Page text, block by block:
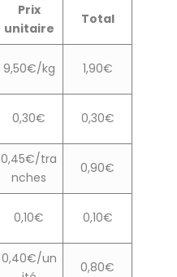
Prix
unitaire
Total
9,50€/kg 1,90€
0,30€ 0,30€
0,45€/tra
nches
0,90€
0,10€ 0,10€
0,40€/un
0,80€